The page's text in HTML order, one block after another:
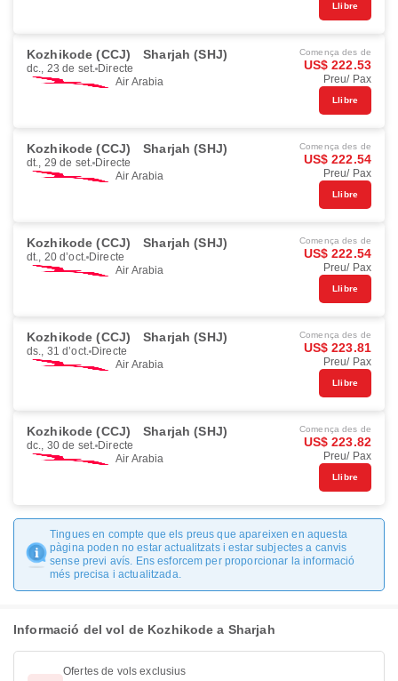
Llibre
Kozhikode (CCJ) Sharjah (SHJ)
dc., 23 de set. Directe
Air Arabia
Comença des de
US$ 222.53
Preu/ Pax
Llibre
Kozhikode (CCJ) Sharjah (SHJ)
dt., 29 de set. Directe
Air Arabia
Comença des de
US$ 222.54
Preu/ Pax
Llibre
Kozhikode (CCJ) Sharjah (SHJ)
dt., 20 d’oct. Directe
Air Arabia
Comença des de
US$ 222.54
Preu/ Pax
Llibre
Kozhikode (CCJ) Sharjah (SHJ)
ds., 31 d’oct. Directe
Air Arabia
Comença des de
US$ 223.81
Preu/ Pax
Llibre
Kozhikode (CCJ) Sharjah (SHJ)
dc., 30 de set. Directe
Air Arabia
Comença des de
US$ 223.82
Preu/ Pax
Llibre
Tingues en compte que els preus que apareixen en aquesta
pàgina poden no estar actualitzats i estar subjectes a canvis
sense previ avís. Ens esforcem per proporcionar la informació
més precisa i actualitzada.
Informació del vol de Kozhikode a Sharjah
Ofertes de vols exclusius